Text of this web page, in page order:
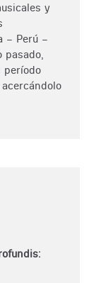
y
– Perú –
pasado,
período